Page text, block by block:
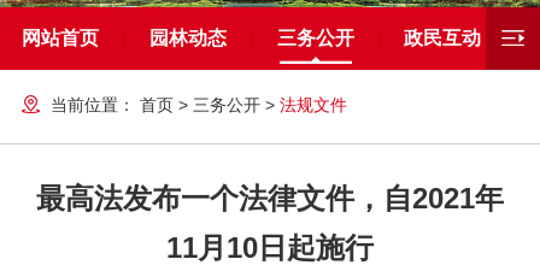
网站首页 园林动态 三务公开 政民互动
当前位置： 首页> 三务公开> 法规文件
最高法发布一个法律文件，自2021年
11月10日起施行